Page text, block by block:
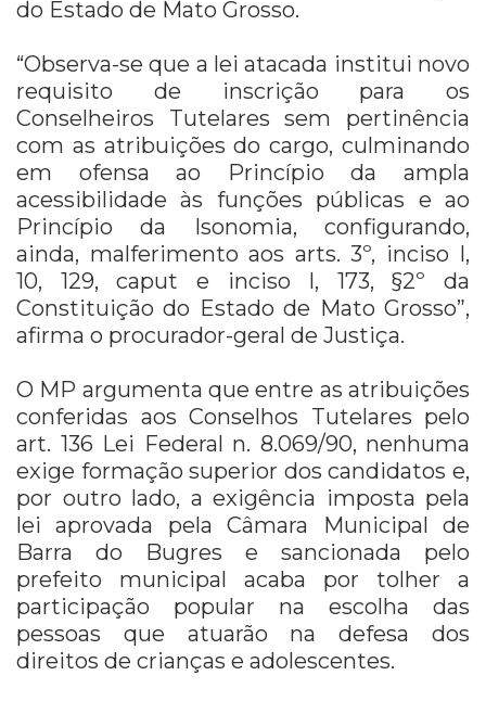
do Estado de Mato Grosso.
“Observa-se que a lei atacada institui novo
requisito de inscrição para os
Conselheiros Tutelares sem pertinência
com as atribuições do cargo, culminando
em ofensa ao Princípio da ampla
acessibilidade às funções públicas e ao
Princípio da Isonomia, configurando,
ainda, malferimento aos arts. 3º, inciso I,
10, 129, caput e inciso I, 173, §2º da
Constituição do Estado de Mato Grosso”,
afirma o procurador-geral de Justiça.
O MP argumenta que entre as atribuições
conferidas aos Conselhos Tutelares pelo
art. 136 Lei Federal n. 8.069/90, nenhuma
exige formação superior dos candidatos e,
por outro lado, a exigência imposta pela
lei aprovada pela Câmara Municipal de
Barra do Bugres e sancionada pelo
prefeito municipal acaba por tolher a
participação popular na escolha das
pessoas que atuarão na defesa dos
direitos de crianças e adolescentes.